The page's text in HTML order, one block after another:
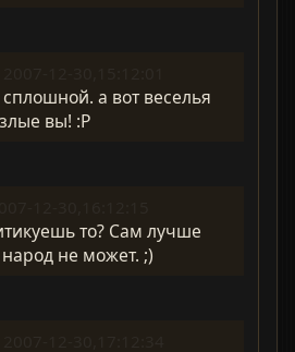
а вот веселья
вы! :P
то? Сам лучше
не может. ;)